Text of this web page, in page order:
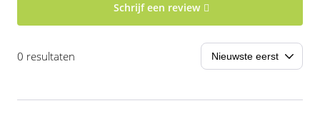
Schrijf een review
0 resultaten